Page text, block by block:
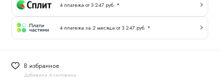
4 платежа от 3 247 руб. *
4 платежа за 2 месяца от 3 247 руб. *
В избранное
Добавили 4 человека